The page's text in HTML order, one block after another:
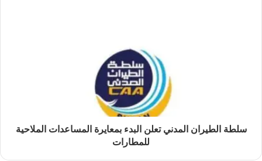
سلطة الطيران المدني تعلن البدء بمعايرة المساعدات الملاحية
للمطارات